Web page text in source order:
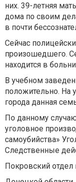
них. 39-летняя
дома по своим
в почти
Сейчас
произошедшего.
находится в
В учебном
положительно. На
города данная
По данному
уголовное
самоубийства»
Следственные
Покровский отдел